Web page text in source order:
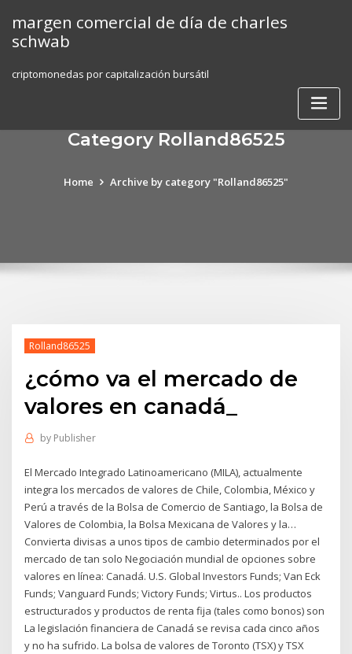
content
margen comercial de día de charles
schwab
criptomonedas por capitalización bursátil
Category Rolland86525
Home Archive by category "Rolland86525"
Rolland86525
¿cómo va el mercado de
valores en canadá_
by Publisher
El Mercado Integrado Latinoamericano (MILA), actualmente
integra los mercados de valores de Chile, Colombia, México y
Perú a través de la Bolsa de Comercio de Santiago, la Bolsa de
Valores de Colombia, la Bolsa Mexicana de Valores y la…
Convierta divisas a unos tipos de cambio determinados por el
mercado de tan solo Negociación mundial de opciones sobre
valores en línea: Canadá. U.S. Global Investors Funds; Van Eck
Funds; Vanguard Funds; Victory Funds; Virtus.. Los productos
estructurados y productos de renta fija (tales como bonos) son
La legislación financiera de Canadá se revisa cada cinco años
y no ha sufrido. La bolsa de valores de Toronto (TSX) y TSX